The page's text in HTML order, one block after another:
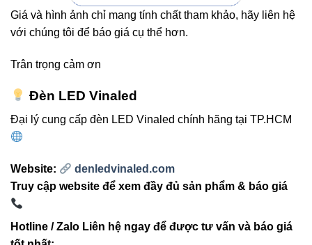
suất
40W 50W
thông
4000 lm
màu
6500K
6500K
5000K
Chỉ số
hoàn
CRI 80-
90
CRI 80-
90
90
>30.000 >30.000 >30.000
Giá và hình ảnh chỉ mang tính chất tham khảo, hãy liên hệ
với chúng tôi để báo giá cụ thể hơn.
Trân trọng cảm ơn
Đèn LED Vinaled
Đại lý cung cấp đèn LED Vinaled chính hãng tại TP.HCM
Website:
denledvinaled.com
Truy cập website để xem đầy đủ sản phẩm & báo giá
Hotline / Zalo Liên hệ ngay để được tư vấn và báo giá